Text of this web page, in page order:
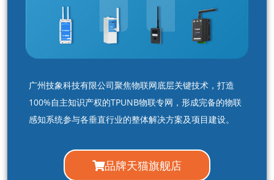
广州技象科技有限公司聚焦物联网底层关键技术，打造
100%自主知识产权的TPUNB物联专网，形成完备的物联
感知系统参与各垂直行业的整体解决方案及项目建设。
品牌天猫旗舰店